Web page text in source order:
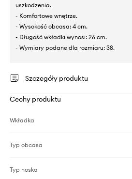
uszkodzenia.
- Komfortowe wnętrze.
- Wysokość obcasa: 4 cm.
- Długość wkładki wynosi: 26 cm.
- Wymiary podane dla rozmiaru: 38.
Szczegóły produktu
Cechy produktu
Wkładka
Typ obcasa
Typ noska